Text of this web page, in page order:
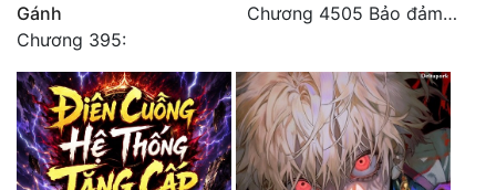
Gánh
Chương 395:
Chương 4505 Bảo đảm nhất.